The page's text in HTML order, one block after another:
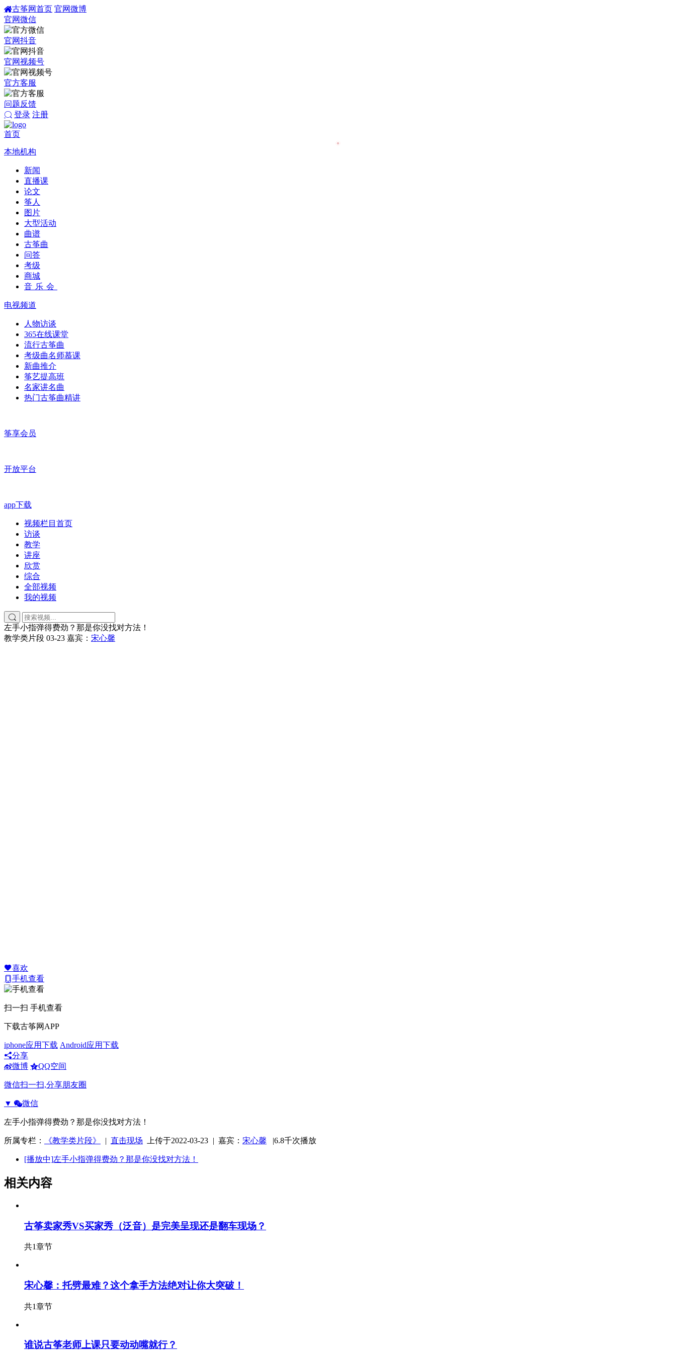
古筝网首页 官网微博
官网微信
官网抖音
官网视频号
官方客服
问题反馈
登录 注册
首页
本地机构
新闻
直播课
论文
筝人
图片
大型活动
曲谱
古筝曲
问答
考级
商城
音乐会
电视频道
人物访谈
365在线课堂
流行古筝曲
考级曲名师慕课
新曲推介
筝艺提高班
名家讲名曲
热门古筝曲精讲
筝享会员
开放平台
app下载
视频栏目首页
访谈
教学
讲座
欣赏
综合
全部视频
我的视频
左手小指弹得费劲？那是你没找对方法！
教学类片段 03-23 嘉宾： 宋心馨
喜欢
手机查看
扫一扫 手机查看
下载古筝网APP
iphone应用下载 Android应用下载
分享
微博
QQ空间
微信扫一扫,分享朋友圈
▼ 微信
左手小指弹得费劲？那是你没找对方法！
所属专栏： 《教学类片段》 | 直击现场 上传于2022-03-23 | 嘉宾： 宋心馨 |6.8千次播放
[播放中]左手小指弹得费劲？那是你没找对方法！
相关内容
古筝卖家秀VS买家秀（泛音）是完美呈现还是翻车现场？
共1章节
宋心馨：托劈最难？这个拿手方法绝对让你大突破！
共1章节
谁说古筝老师上课只要动动嘴就行？